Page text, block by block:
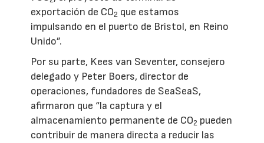
exportación de CO2 que estamos
impulsando en el puerto de Bristol, en Reino
Unido”.
Por su parte, Kees van Seventer, consejero
delegado y Peter Boers, director de
operaciones, fundadores de SeaSeaS,
afirmaron que “la captura y el
almacenamiento permanente de CO2 pueden
contribuir de manera directa a reducir las